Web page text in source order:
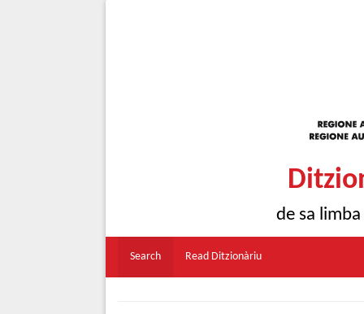
de sa
Search Read Ditzionàriu